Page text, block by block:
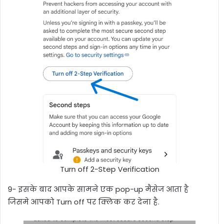
Turn off 2-Step Verification
9- इसके बाद आपके सामने एक pop-up मैसेज आता है
जिसमे आपको Turn off पर क्लिक कर देना है.